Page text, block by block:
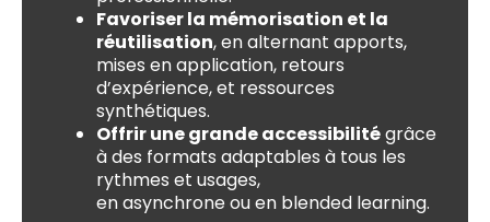
Favoriser la mémorisation et la
réutilisation, en alternant apports,
mises en application, retours
d’expérience, et ressources
synthétiques.
Offrir une grande accessibilitégrâce
à des formats adaptables à tous les
rythmes et usages,
en asynchrone ou en blended learning.